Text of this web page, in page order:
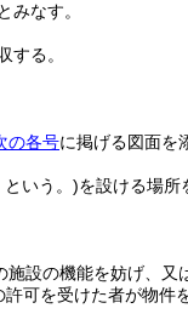
みなす。
する。
の各号に掲げる図面を
いう。)を設ける場所
設の機能を妨げ、
可を受けた者が物件